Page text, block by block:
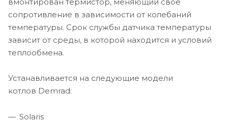
сопротивление в зависимости от колебаний
температуры. Срок службы датчика температуры
зависит от среды, в которой находится и условий
теплообмена.
Устанавливается на следующие модели
котлов Demrad:
Solaris